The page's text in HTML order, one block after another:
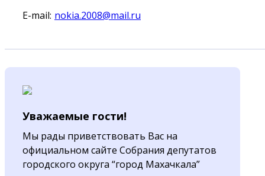
E-mail: nokia.2008@mail.ru
Уважаемые гости!
Мы рады приветствовать Вас на
официальном сайте Собрания депутатов
городского округа “город Махачкала”